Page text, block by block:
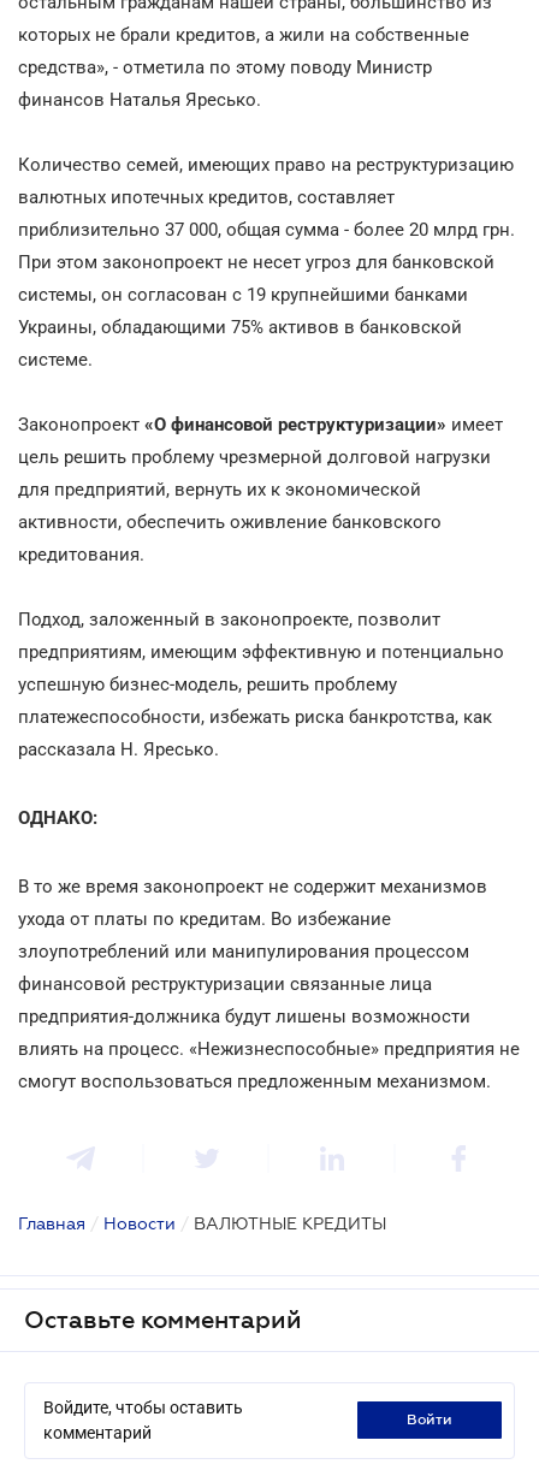
которых не брали кредитов, а жили на собственные
средства», - отметила по этому поводу Министр
финансов Наталья Яресько.
Количество семей, имеющих право на реструктуризацию
валютных ипотечных кредитов, составляет
приблизительно 37 000, общая сумма - более 20 млрд грн.
При этом законопроект не несет угроз для банковской
системы, он согласован с 19 крупнейшими банками
Украины, обладающими 75% активов в банковской
системе.
Законопроект «О финансовой реструктуризации» имеет
цель решить проблему чрезмерной долговой нагрузки
для предприятий, вернуть их к экономической
активности, обеспечить оживление банковского
кредитования.
Подход, заложенный в законопроекте, позволит
предприятиям, имеющим эффективную и потенциально
успешную бизнес-модель, решить проблему
платежеспособности, избежать риска банкротства, как
рассказала Н. Яресько.
ОДНАКО:
В то же время законопроект не содержит механизмов
ухода от платы по кредитам. Во избежание
злоупотреблений или манипулирования процессом
финансовой реструктуризации связанные лица
предприятия-должника будут лишены возможности
влиять на процесс. «Нежизнеспособные» предприятия не
смогут воспользоваться предложенным механизмом.
Главная / Новости / ВАЛЮТНЫЕ КРЕДИТЫ
Оставьте комментарий
Войдите, чтобы оставить
комментарий
войти